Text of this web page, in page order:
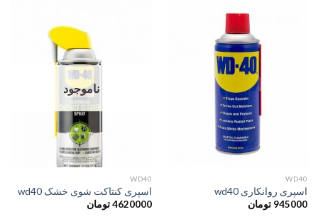
WD40
اسپری روانکاری wd40
945000 تومان
ناموجود
WD40
اسپری کنتاکت شوی خشک wd40
4620000 تومان